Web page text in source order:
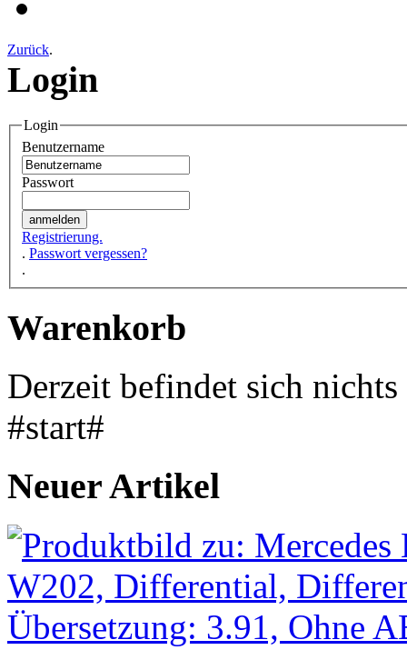
Zurück.
Login
Login
Benutzername
Passwort
Registrierung.
. Passwort vergessen?
.
Warenkorb
Derzeit befindet sich
#start#
Neuer Artikel